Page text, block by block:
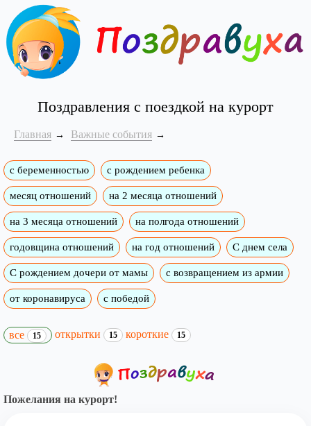
Поздравления с поездкой на курорт
Главная Важные события
с беременностью с рождением ребенка
месяц отношений на 2 месяца отношений
на 3 месяца отношений на полгода отношений
годовщина отношений на год отношений С днем села
С рождением дочери от мамы с возвращением из армии
от коронавируса с победой
все 15 открытки 15 короткие 15
Пожелания на курорт!